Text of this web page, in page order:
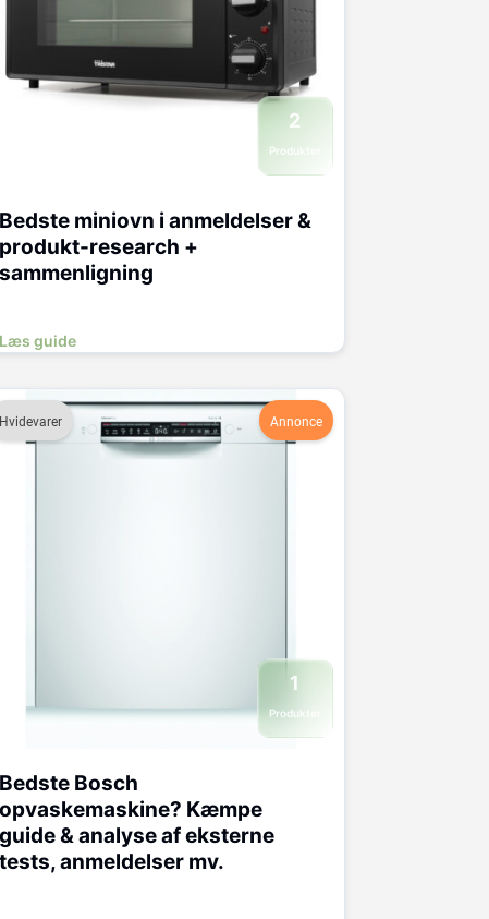
2
Produkter
Bedste miniovn i anmeldelser &
produkt-research +
sammenligning
Læs guide
Hvidevarer Annonce
1
Produkter
Bedste Bosch
opvaskemaskine? Kæmpe
guide & analyse af eksterne
tests, anmeldelser mv.